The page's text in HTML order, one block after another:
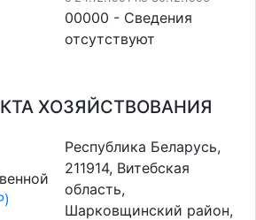
00000 - Cведения
отсутствуют
ХОЗЯЙСТВОВАНИЯ
Республика Беларусь,
211914, Витебская
область,
Шарковщинский район,